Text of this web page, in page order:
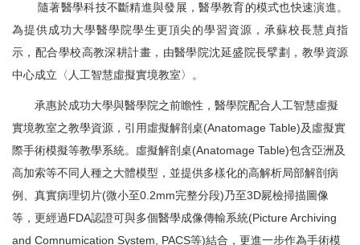
隨著醫學科技不斷精進與發展，醫學教育的模式也快速演進。
為提供成功大學醫學院學生更頂尖的學習資源，承蘇校長慧貞指
示，配合學校高教深耕計畫，由醫學院沈延盛院長擘劃，教學資源
中心成立〈人工智慧虛擬實境教室〉。
承惠於成功大學與醫學院之前瞻性，醫學院配合人工智慧虛擬
實境教室之教學資源，引用虛擬解剖桌(Anatomage Table)及虛擬實
際手術模擬等教學系統。虛擬解剖桌(Anatomage Table)包含亞洲及
高加索等不同人種之大體模型，並提供多樣化的高解析局部解剖病
例、真實病理切片(微小至0.2mm完整分段)乃至3D屍檢掃描圖像
等，更經過FDA認證可與多個醫學成像傳輸系統(Picture Archiving
and Comnumication System, PACS等)結合，更進一步作為手術模